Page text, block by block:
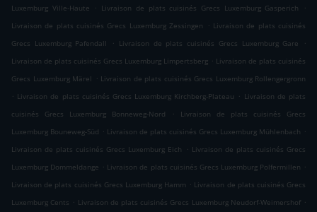
Luxemburg Ville-Haute
. Livraison de plats cuisinés Grecs Luxemburg Gasperich
.
Livraison de plats cuisinés Grecs Luxemburg Zessingen
. Livraison de plats cuisinés
Grecs Luxemburg Pafendall
. Livraison de plats cuisinés Grecs Luxemburg Gare
.
Livraison de plats cuisinés Grecs Luxemburg Limpertsberg . Livraison de plats cuisinés
Grecs Luxemburg Märel . Livraison de plats cuisinés Grecs Luxemburg Rollengergronn
. Livraison de plats cuisinés Grecs Luxemburg Kirchberg-Plateau . Livraison de plats
cuisinés Grecs Luxemburg Bonneweg-Nord
.
Livraison de plats cuisinés Grecs
Luxemburg Bouneweg-Süd . Livraison de plats cuisinés Grecs Luxemburg Mühlenbach .
Livraison de plats cuisinés Grecs Luxemburg Eich
. Livraison de plats cuisinés Grecs
Luxemburg Dommeldange . Livraison de plats cuisinés Grecs Luxemburg Polfermillen .
Livraison de plats cuisinés Grecs Luxemburg Hamm . Livraison de plats cuisinés Grecs
Luxemburg Cents . Livraison de plats cuisinés Grecs Luxemburg Neudorf-Weimershof .